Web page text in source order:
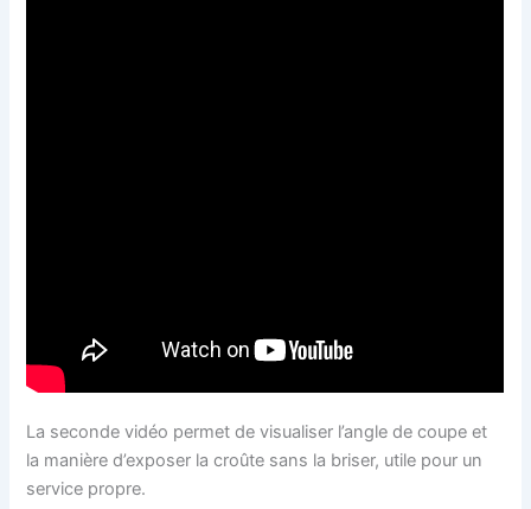
La seconde vidéo permet de visualiser l’angle de coupe et
la manière d’exposer la croûte sans la briser, utile pour un
service propre.